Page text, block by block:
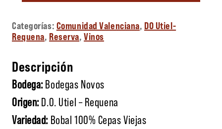
Categorías: Comunidad Valenciana, DO Utiel-
Requena, Reserva,Vinos
Descripción
Bodega:Bodegas Novos
Origen:D.O. Utiel – Requena
Variedad: Bobal 100% Cepas Viejas